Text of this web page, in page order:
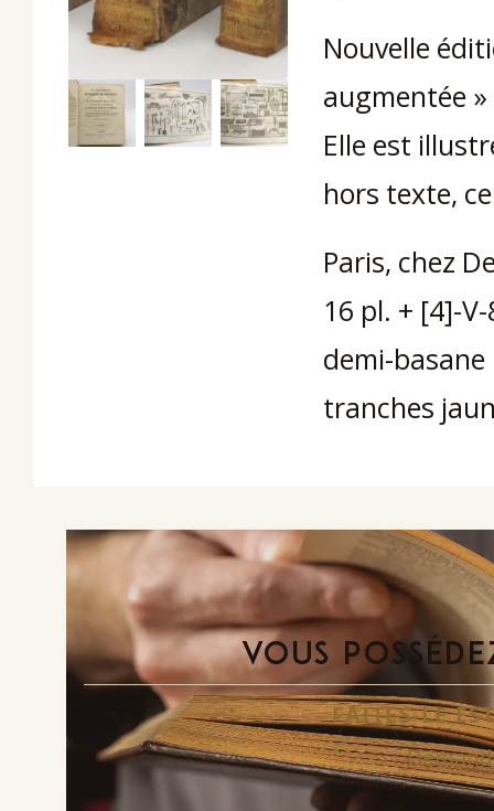
Nouvelle
augmentée »
Elle est
hors texte,
Paris, chez
16 pl. + [4]-
demi-basane
tranches
VOUS
FAITES-LE